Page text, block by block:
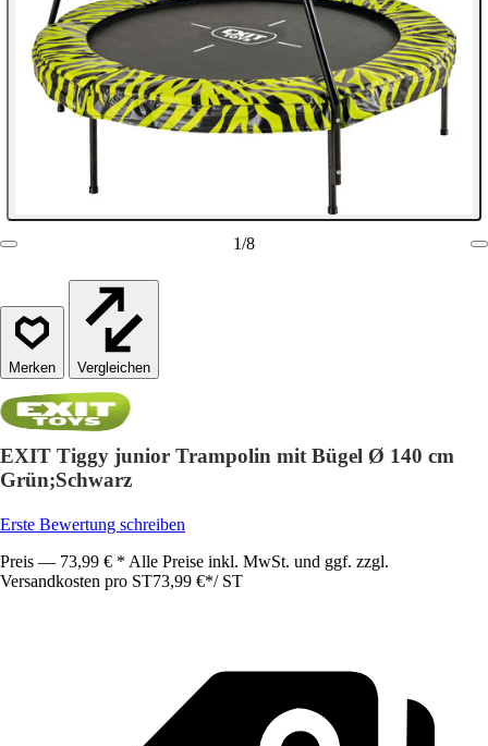
1/8
Vergleichen
EXIT Tiggy junior Trampolin mit Bügel Ø 140 cm
Grün;Schwarz
Erste Bewertung schreiben
Preis — 73,99 € * Alle Preise inkl. MwSt. und ggf. zzgl.
Versandkosten pro ST73,99 €*/ ST